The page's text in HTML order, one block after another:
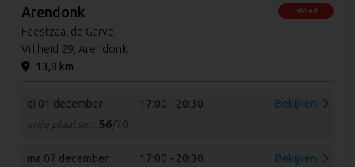
Arendonk
Feestzaal de Garve
Vrijheid 29, Arendonk
13,8 km
Bloed
di 01 december
17:00 - 20:30
vrije plaatsen: 56/70
Bekijken
ma 07 december
17:00 - 20:30
Bekijken